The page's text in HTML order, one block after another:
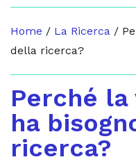
Home / La Ricerca /
della ricerca?
Perché
ha
ricerca?